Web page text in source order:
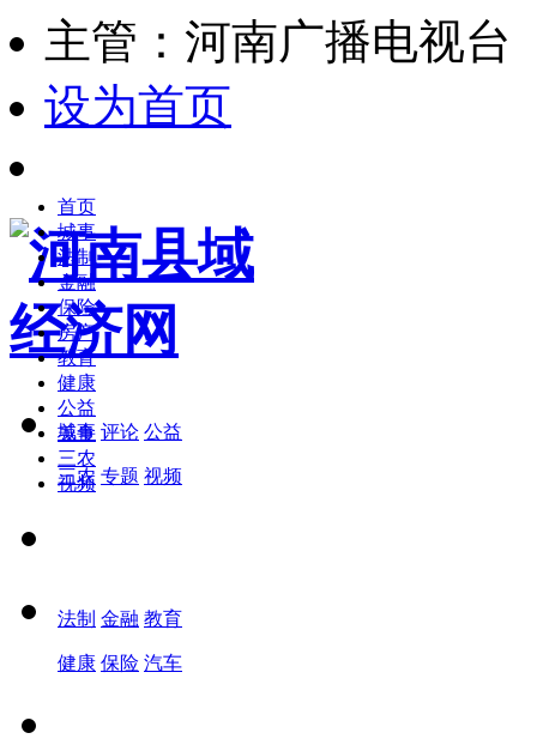
主管：河南广播电视
设为首页
城事 评论 公益
三农 专题 视频
法制 金融 教育
健康 保险 汽车
首页
城事
法制
金融
保险
房产
教育
健康
公益
美食
三农
视频